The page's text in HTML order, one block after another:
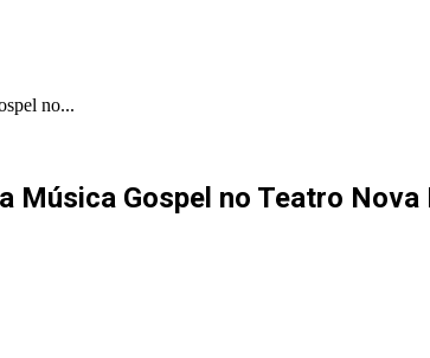
no...
Música Gospel no Teatro